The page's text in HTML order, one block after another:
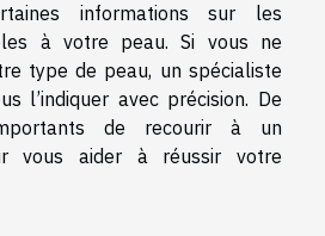
informations sur les
à votre peau. Si vous ne
type de peau, un spécialiste
l’indiquer avec précision. De
de recourir à un
vous aider à réussir votre